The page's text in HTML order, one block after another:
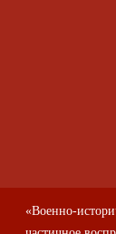
«Военно-